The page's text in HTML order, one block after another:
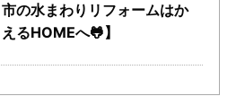
市の水まわりリフォームはか
えるHOMEへ🐸】